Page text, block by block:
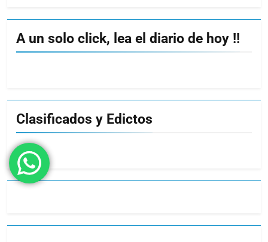
A un solo click, lea el diario de hoy !!
Clasificados y Edictos